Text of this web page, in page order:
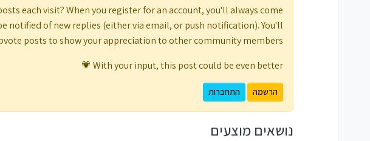
each visit? When you register for an account, you'll always come
notified of new replies (either via email, or push notification). You'll
posts to show your appreciation to other community members.
With your input, this post could be even better 💗
הרשמה התחברות
נושאים מוצעים